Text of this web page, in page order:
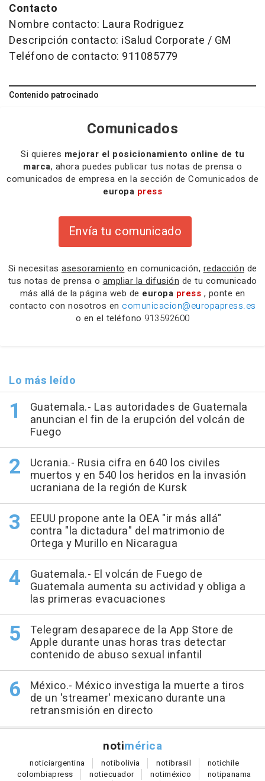
Contacto
Nombre contacto: Laura Rodriguez
Descripción contacto: iSalud Corporate / GM
Teléfono de contacto: 911085779
Contenido patrocinado
Comunicados
Si quieres mejorar el posicionamiento online de tu
marca, ahora puedes publicar tus notas de prensa o
comunicados de empresa en la sección de Comunicados de
europa press
Envía tu comunicado
Si necesitas asesoramiento en comunicación, redacción de
tus notas de prensa o ampliar la difusión de tu comunicado
más allá de la página web de europa press , ponte en
contacto con nosotros en comunicacion@europapress.es
o en el teléfono 913592600
Lo más leído
Guatemala.- Las autoridades de Guatemala
anuncian el fin de la erupción del volcán de
Fuego
Ucrania.- Rusia cifra en 640 los civiles
muertos y en 540 los heridos en la invasión
ucraniana de la región de Kursk
EEUU propone ante la OEA "ir más allá"
contra "la dictadura" del matrimonio de
Ortega y Murillo en Nicaragua
Guatemala.- El volcán de Fuego de
Guatemala aumenta su actividad y obliga a
las primeras evacuaciones
Telegram desaparece de la App Store de
Apple durante unas horas tras detectar
contenido de abuso sexual infantil
México.- México investiga la muerte a tiros
de un 'streamer' mexicano durante una
retransmisión en directo
notimérica
noticiargentina notibolivia notibrasil notichile
colombiapress notiecuador notiméxico notipanama